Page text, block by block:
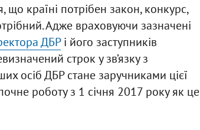
що країні потрібен закон, конкурс,
Адже враховуючи зазначені
ДБРі його заступників
строк у зв’язку з
осіб ДБР стане заручниками цієї
роботу з 1 січня 2017 року як це